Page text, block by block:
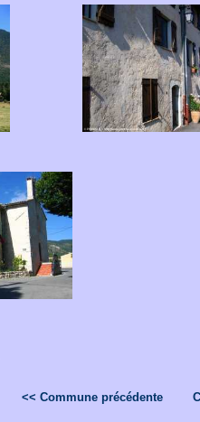
<< Commune précédente